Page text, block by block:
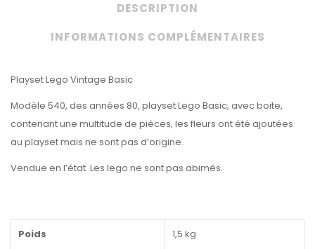
DESCRIPTION
INFORMATIONS COMPLÉMENTAIRES
Playset Lego Vintage Basic
Modèle 540, des années 80, playset Lego Basic, avec boite,
contenant une multitude de pièces, les fleurs ont été ajoutées
au playset mais ne sont pas d’origine.
Vendue en l’état. Les lego ne sont pas abimés.
Poids 1,5 kg